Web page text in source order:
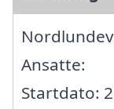
Ansatte:
Startdato: